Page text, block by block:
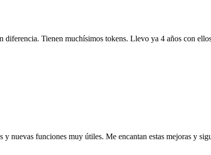
Tienen muchísimos tokens. Llevo ya 4 años con
nuevas funciones muy útiles. Me encantan estas mejoras y